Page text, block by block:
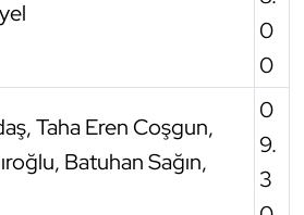
0
0
Taha Eren Coşgun,
Batuhan Sağın,
0
9.
3
Fitness